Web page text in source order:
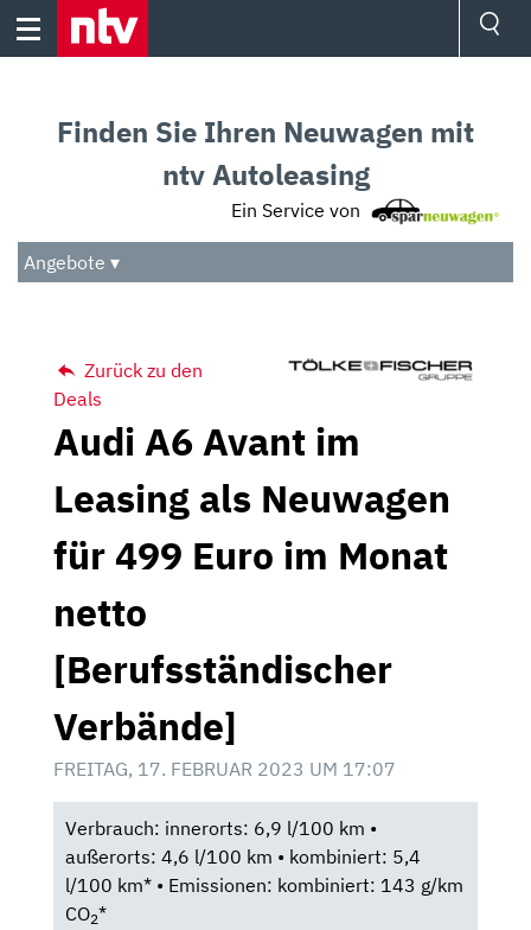
Skip
Audio
Das Beste
Finden Sie Ihren Neuwagen mit
ntv Autoleasing
Ein Service von
Angebote ▾
Zurück zu den
Deals
Audi A6 Avant im
Leasing als Neuwagen
für 499 Euro im Monat
netto
[Berufsständischer
Verbände]
FREITAG, 17. FEBRUAR 2023 UM 17:07
Verbrauch: innerorts: 6,9 l/100 km •
außerorts: 4,6 l/100 km • kombiniert: 5,4
l/100 km* • Emissionen: kombiniert: 143 g/km
CO2*